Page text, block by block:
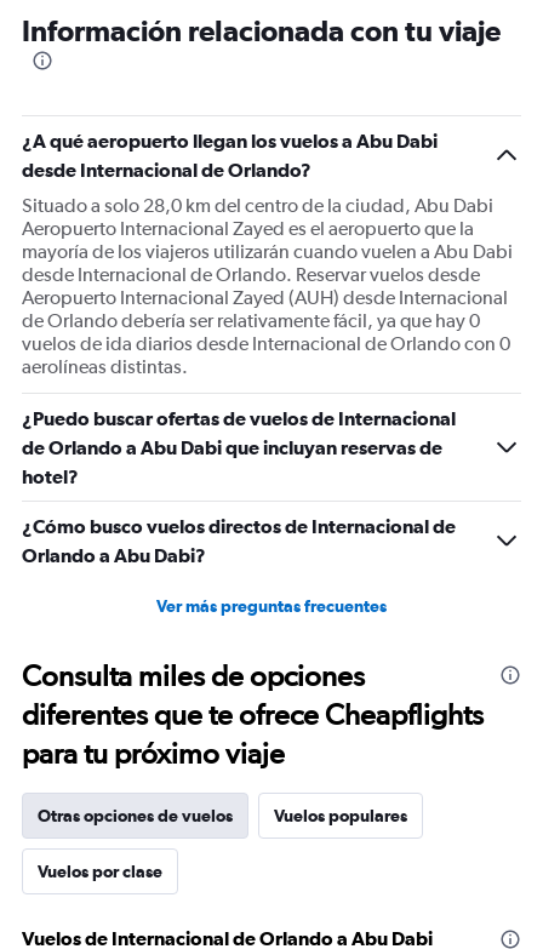
Información relacionada con tu viaje
¿A qué aeropuerto llegan los vuelos a Abu Dabi
desde Internacional de Orlando?
Situado a solo 28,0 km del centro de la ciudad, Abu Dabi
Aeropuerto Internacional Zayed es el aeropuerto que la
mayoría de los viajeros utilizarán cuando vuelen a Abu Dabi
desde Internacional de Orlando. Reservar vuelos desde
Aeropuerto Internacional Zayed (AUH) desde Internacional
de Orlando debería ser relativamente fácil, ya que hay 0
vuelos de ida diarios desde Internacional de Orlando con 0
aerolíneas distintas.
¿Puedo buscar ofertas de vuelos de Internacional
de Orlando a Abu Dabi que incluyan reservas de
hotel?
¿Cómo busco vuelos directos de Internacional de
Orlando a Abu Dabi?
Ver más preguntas frecuentes
Consulta miles de opciones
diferentes que te ofrece Cheapflights
para tu próximo viaje
Otras opciones de vuelos Vuelos populares
Vuelos por clase
Vuelos de Internacional de Orlando a Abu Dabi